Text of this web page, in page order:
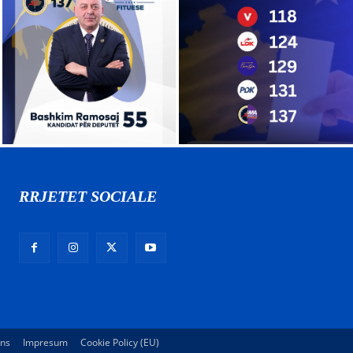
RRJETET SOCIALE
Impresum Cookie Policy (EU)